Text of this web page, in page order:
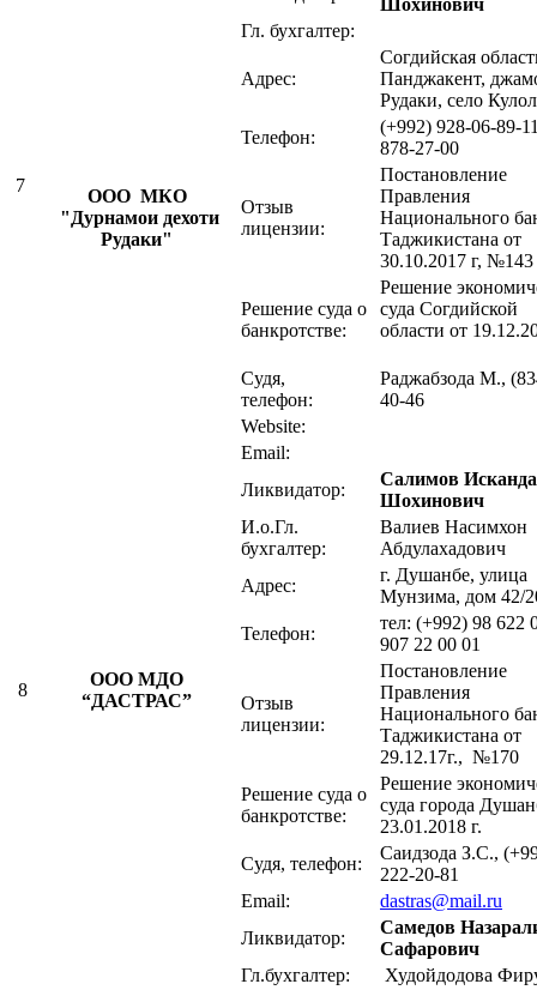
7
OOO МКО
"Дурнамои дехоти
Рудаки"
Шохинович
Гл. бухгалтер:
Адрес:
Согдийская
Панджакент,
Рудаки, село
Телефон:
(+992) 928-06-89-
878-27-00
Отзыв
лицензии:
Постановление
Правления
Национального
Таджикистана от
30.10.2017 г, №143
Решение суда о
банкротстве:
Решение
суда Согдийской
области от
Судя,
телефон:
Раджабзода М.,
40-46
Website:
Email:
8
ООО МДО
“ДАСТРАС”
Ликвидатор:
Салимов
Шохинович
И.о.Гл.
бухгалтер:
Валиев Насимхон
Абдулахадович
Адрес:
г. Душанбе, улица
Мунзима, дом 42/
Телефон:
тел: (+992) 98 622
907 22 00 01
Отзыв
лицензии:
Постановление
Правления
Национального
Таджикистана от
29.12.17г., №170
Решение суда о
банкротстве:
Решение
суда города
23.01.2018 г.
Судя, телефон:
Саидзода З.С.,
222-20-81
Email:
dastras@mail.ru
Ликвидатор:
Самедов
Сафарович
Гл.бухгалтер:
Худойдодова